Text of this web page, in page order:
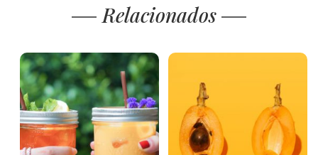
Relacionados